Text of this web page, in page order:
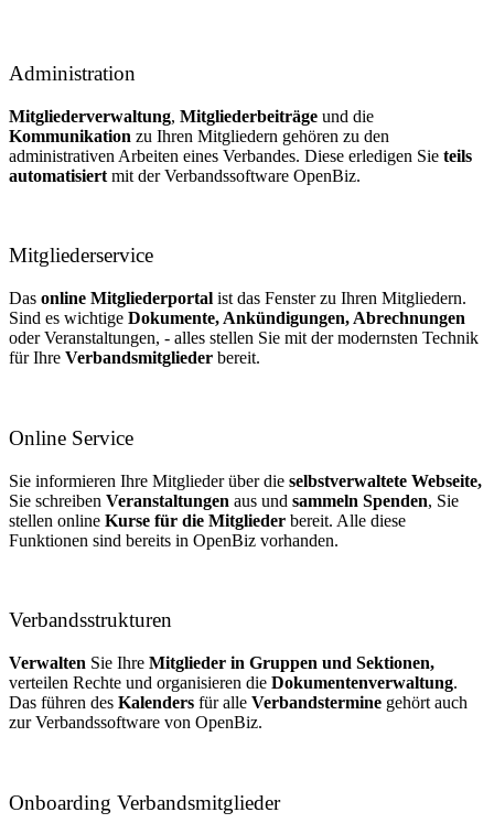
Administration
Mitgliederverwaltung, Mitgliederbeiträge und die
Kommunikation zu Ihren Mitgliedern gehören zu den
administrativen Arbeiten eines Verbandes. Diese erledigen Sie teils
automatisiert mit der Verbandssoftware OpenBiz.
Mitgliederservice
Das online Mitgliederportal ist das Fenster zu Ihren Mitgliedern.
Sind es wichtige Dokumente, Ankündigungen, Abrechnungen
oder Veranstaltungen, - alles stellen Sie mit der modernsten Technik
für Ihre Verbandsmitglieder bereit.
Online Service
Sie informieren Ihre Mitglieder über die selbstverwaltete Webseite,
Sie schreiben Veranstaltungen aus und sammeln Spenden, Sie
stellen online Kurse für die Mitglieder bereit. Alle diese
Funktionen sind bereits in OpenBiz vorhanden.
Verbandsstrukturen
Verwalten Sie Ihre Mitglieder in Gruppen und Sektionen,
verteilen Rechte und organisieren die Dokumentenverwaltung.
Das führen des Kalenders für alle Verbandstermine gehört auch
zur Verbandssoftware von OpenBiz.
Onboarding Verbandsmitglieder